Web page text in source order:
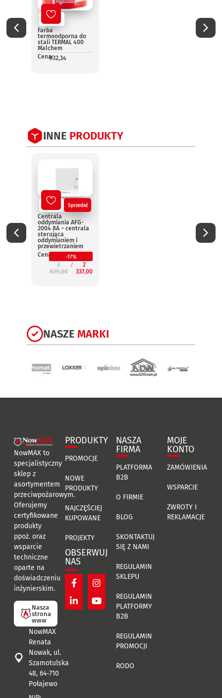
Nowy
Farba
termoodporna do
stali TERMAL 400
Malchem
Cena:932,34
Farba
INNE PRODUKTY
Nowy Sprzedaż
Centrala
oddymiania AFG-
2004 8A – centrala
sterująca
oddymianiem i
przewietrzaniem
Cena:
-17%
2
829,00
2
337,00
NASZE MARKI
NowMAX to
specjalistyczny
sklep z
asortymentem
przeciwpożarowym.
Oferujemy
certyfikowane
produkty
ppoż. oraz
wsparcie
techniczne
oparte na
doświadczeniu
inżynierskim.
Nasza
strona
www
NowMAX
Renata
Nowak, ul.
Szamotulska
48, 64-710
Połajewo
PRODUKTY
PROMOCJE
NOWE
PRODUKTY
NAJCZĘŚCIEJ
KUPOWANE
PROJEKTY
OBSERWUJ
NAS
NASZA
FIRMA
PLATFORMA
B2B
O FIRMIE
BLOG
SKONTAKTUJ
SIĘ Z NAMI
REGULAMIN
SKLEPU
REGULAMIN
PLATFORMY
B2B
REGULAMIN
PROMOCJI
RODO
MOJE
KONTO
ZAMÓWIENIA
WSPARCIE
ZWROTY I
REKLAMACJE